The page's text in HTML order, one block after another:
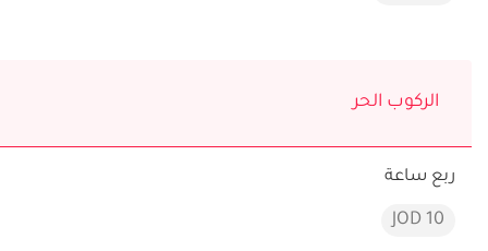
الركوب الحر
ربع ساعة
10 JOD